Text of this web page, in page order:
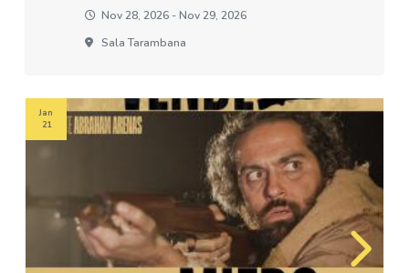
Nov 28, 2026 - Nov 29, 2026
Sala Tarambana
Jan
21